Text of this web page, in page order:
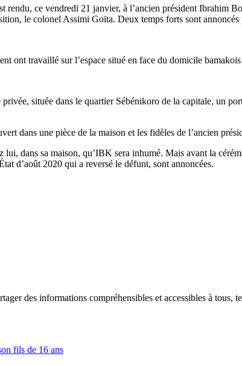
rendu, ce vendredi 21 janvier, à l’ancien président Ibrahim
le colonel Assimi Goïta. Deux temps forts sont
ont travaillé sur l’espace situé en face du domicile
située dans le quartier Sébénikoro de la capitale, un
dans une pièce de la maison et les fidèles de l’ancien
lui, dans sa maison, qu’IBK sera inhumé. Mais avant la
d’août 2020 qui a reversé le défunt, sont annoncées.
des informations compréhensibles et accessibles à
fils de 16 ans